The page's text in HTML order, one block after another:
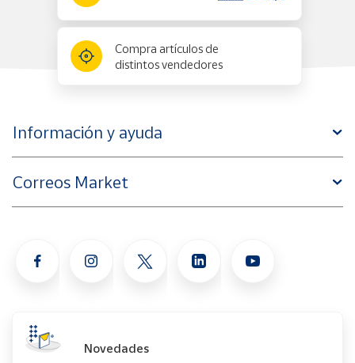
Compra artículos de
distintos vendedores
Información y ayuda
Correos Market
Novedades